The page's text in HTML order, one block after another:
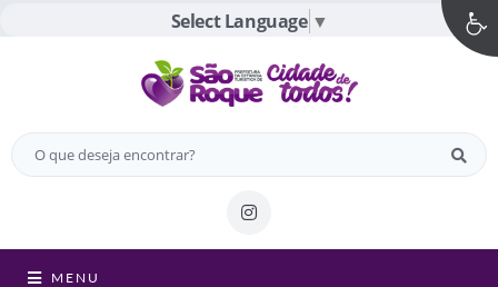
Select Language ▼
MENU